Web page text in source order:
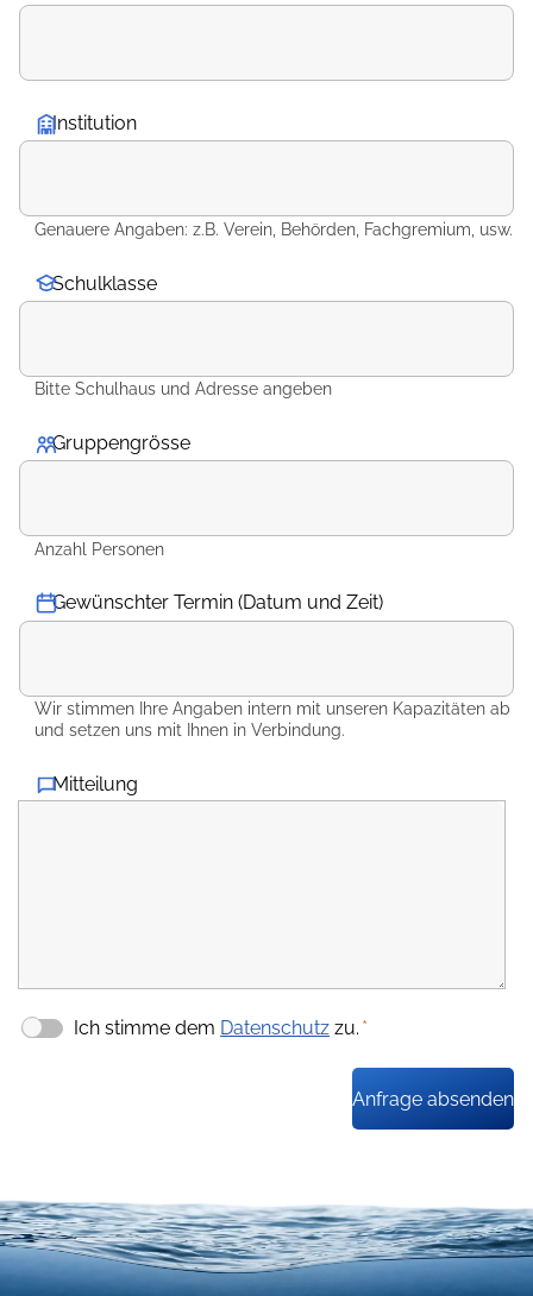
Institution
Genauere Angaben: z.B. Verein, Behörden, Fachgremium, usw.
Schulklasse
Bitte Schulhaus und Adresse angeben
Gruppengrösse
Anzahl Personen
Gewünschter Termin (Datum und Zeit)
Wir stimmen Ihre Angaben intern mit unseren Kapazitäten ab
und setzen uns mit Ihnen in Verbindung.
Mitteilung
Ich stimme dem Datenschutz zu. *
Anfrage absenden